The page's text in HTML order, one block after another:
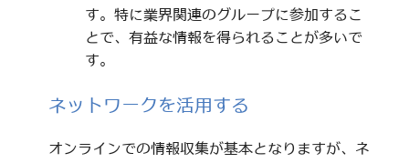
す。特に業界関連のグループに参加するこ
とで、有益な情報を得られることが多いで
す。
ネットワークを活用する
オンラインでの情報収集が基本となりますが、ネ